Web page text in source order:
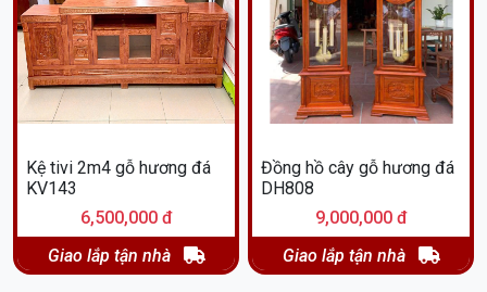
Kệ tivi 2m4 gỗ hương đá
KV143
6,500,000 đ
Giao lắp tận nhà
Đồng hồ cây gỗ hương đá
DH808
9,000,000 đ
Giao lắp tận nhà